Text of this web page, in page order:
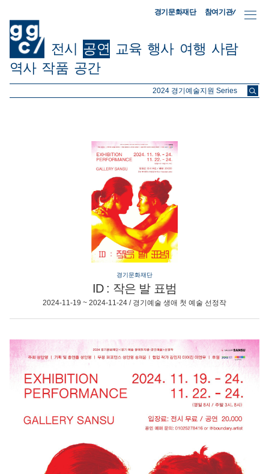
경기문화재단 참여기관/
전시 공연 교육 행사 여행 사람
역사 작품 공간
ggc/
경기문화재단
ID : 작은 발 표범
2024-11-19 ~ 2024-11-24 / 경기예술 생애 첫 예술 선정작